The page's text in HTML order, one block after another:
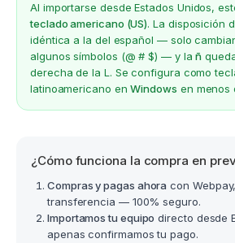
Al importarse desde Estados Unidos,
teclado americano (US). La disposición
idéntica a la del español — solo
algunos símbolos (@ # $) — y lañ
derecha de la L. Se configura como
latinoamericano enWindows en menos
¿Cómo funciona la compra en
Compras y pagas ahora con
transferencia — 100% seguro.
Importamos tu equipo directo desde
apenas confirmamos tu pago.